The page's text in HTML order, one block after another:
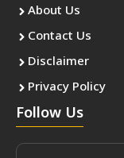
About Us
Contact Us
Disclaimer
Privacy Policy
Follow Us